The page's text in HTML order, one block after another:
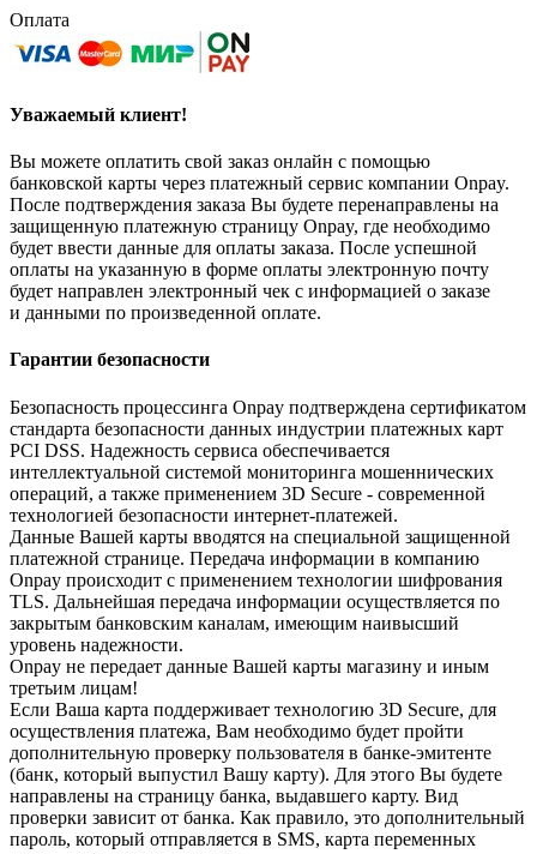
Оплата
Уважаемый клиент!
Вы можете оплатить свой заказ онлайн с помощью
банковской карты через платежный сервис компании Onpay.
После подтверждения заказа Вы будете перенаправлены на
защищенную платежную страницу Onpay, где необходимо
будет ввести данные для оплаты заказа. После успешной
оплаты на указанную в форме оплаты электронную почту
будет направлен электронный чек с информацией о заказе
и данными по произведенной оплате.
Гарантии безопасности
Безопасность процессинга Onpay подтверждена сертификатом
стандарта безопасности данных индустрии платежных карт
PCI DSS. Надежность сервиса обеспечивается
интеллектуальной системой мониторинга мошеннических
операций, а также применением 3D Secure - современной
технологией безопасности интернет-платежей.
Данные Вашей карты вводятся на специальной защищенной
платежной странице. Передача информации в компанию
Onpay происходит с применением технологии шифрования
TLS. Дальнейшая передача информации осуществляется по
закрытым банковским каналам, имеющим наивысший
уровень надежности.
Onpay не передает данные Вашей карты магазину и иным
третьим лицам!
Если Ваша карта поддерживает технологию 3D Secure, для
осуществления платежа, Вам необходимо будет пройти
дополнительную проверку пользователя в банке-эмитенте
(банк, который выпустил Вашу карту). Для этого Вы будете
направлены на страницу банка, выдавшего карту. Вид
проверки зависит от банка. Как правило, это дополнительный
пароль, который отправляется в SMS, карта переменных